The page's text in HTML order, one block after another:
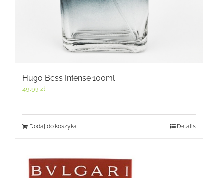
Hugo Boss Intense 100ml
49,99 zł
Dodaj do koszyka Details